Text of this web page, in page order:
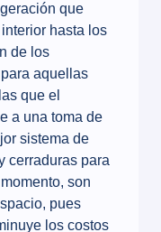
que
hasta los
de los
aquellas
que el
a una toma de
sistema de
cerraduras para
son
pues
los costos